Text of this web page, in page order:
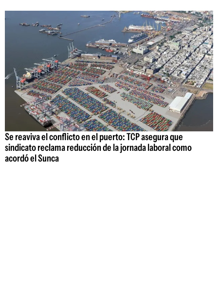
Se reaviva el conflicto en el puerto: TCP asegura que
sindicato reclama reducción de la jornada laboral como
acordó el Sunca